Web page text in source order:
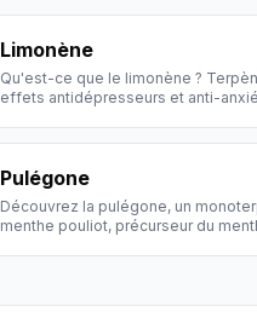
Limonène
Qu'est-ce que le limonène ?
effets antidépresseurs et anti-
Pulégone
Découvrez la pulégone, un
menthe pouliot, précurseur du